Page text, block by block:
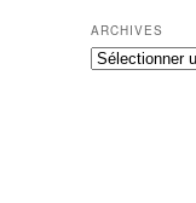
ARCHIVES
Archives